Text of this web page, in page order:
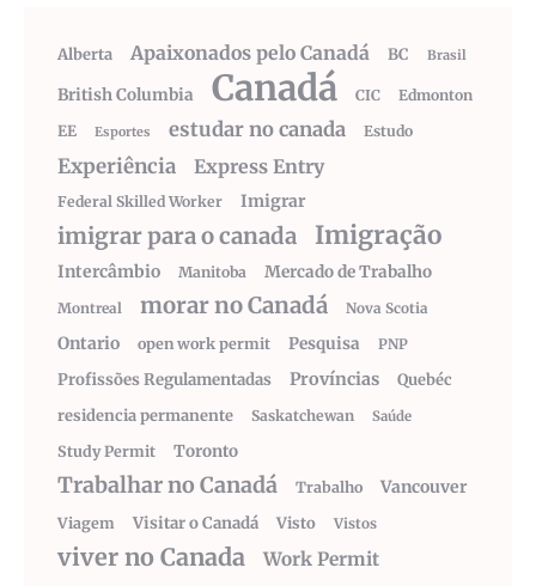
Alberta Apaixonados pelo Canadá BC Brasil
British Columbia Canadá CIC
Edmonton
EE
Esportes estudar no canada Estudo
Experiência Express Entry
Federal Skilled Worker Imigrar
imigrar para o canada Imigração
Intercâmbio Manitoba Mercado de Trabalho
Montreal morar no Canadá Nova Scotia
Ontario open work permit Pesquisa PNP
Profissões Regulamentadas Províncias
Quebéc
residencia permanente
Saskatchewan Saúde
Study Permit Toronto
Trabalhar no Canadá Trabalho Vancouver
Viagem Visitar o Canadá Visto Vistos
viver no Canada Work Permit